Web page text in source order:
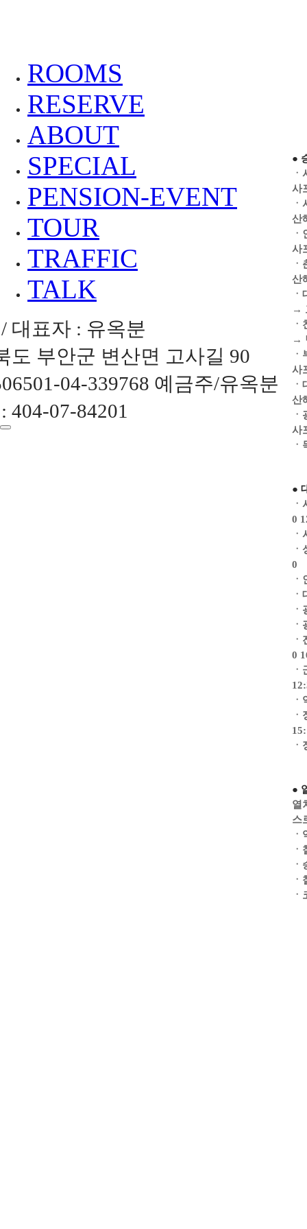
ROOMS
RESERVE
ABOUT
SPECIAL
PENSION-EVENT
TOUR
TRAFFIC
TALK
대표자 : 유옥분
도 부안군 변산면 고사길 90
04-339768 예금주/유옥분
404-07-84201
●
사
산
사
산
→
→
사
산
사
●
0
0
0
●
열
스